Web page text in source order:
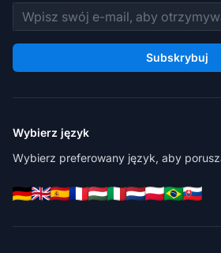
Adres e-mail
Subskrybuj
Wybierz język
Wybierz preferowany język, aby